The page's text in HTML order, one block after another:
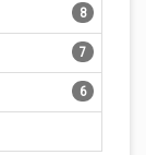
8
7
6